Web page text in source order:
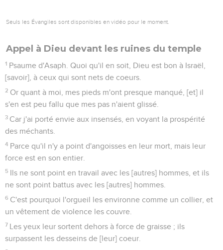
Seuls les Évangiles sont disponibles en vidéo pour le moment.
Appel à Dieu devant les ruines du temple
1 Psaume d'Asaph. Quoi qu'il en soit, Dieu est bon à Israël,
[savoir], à ceux qui sont nets de coeurs.
2 Or quant à moi, mes pieds m'ont presque manqué, [et] il
s'en est peu fallu que mes pas n'aient glissé.
3 Car j'ai porté envie aux insensés, en voyant la prospérité
des méchants.
4 Parce qu'il n'y a point d'angoisses en leur mort, mais leur
force est en son entier.
5 Ils ne sont point en travail avec les [autres] hommes, et ils
ne sont point battus avec les [autres] hommes.
6 C'est pourquoi l'orgueil les environne comme un collier, et
un vêtement de violence les couvre.
7 Les yeux leur sortent dehors à force de graisse ; ils
surpassent les desseins de [leur] coeur.